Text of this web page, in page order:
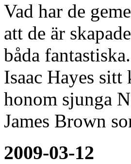
Vad har de
att de är
båda
Isaac Hayes sitt
honom sjunga
James Brown
2009-03-12